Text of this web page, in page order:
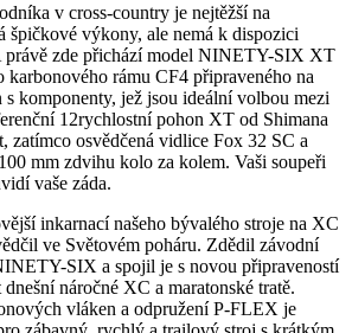
v cross-country je nejtěžší na
špičkové výkony, ale nemá k dispozici
právě zde přichází model NINETY-SIX XT
karbonového rámu CF4 připraveného na
s komponenty, jež jsou ideální volbou mezi
12rychlostní pohon XT od Shimana
zatímco osvědčená vidlice Fox 32 SC a
mm zdvihu kolo za kolem. Vaši soupeři
vaše záda.
inkarnací našeho bývalého stroje na XC
ve Světovém poháru. Zdědil závodní
SIX a spojil je s novou připraveností
náročné XC a maratonské tratě.
vláken a odpružení P-FLEX je